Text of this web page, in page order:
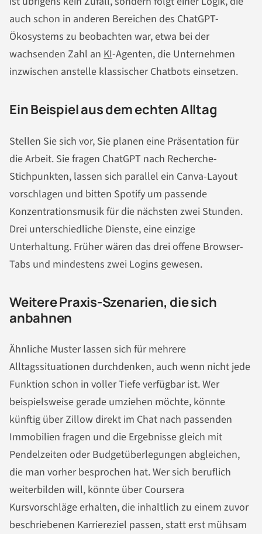
auch schon in anderen Bereichen des ChatGPT-
Ökosystems zu beobachten war, etwa bei der
wachsenden Zahl an KI-Agenten, die Unternehmen
inzwischen anstelle klassischer Chatbots einsetzen.
Ein Beispiel aus dem echten Alltag
Stellen Sie sich vor, Sie planen eine Präsentation für
die Arbeit. Sie fragen ChatGPT nach Recherche-
Stichpunkten, lassen sich parallel ein Canva-Layout
vorschlagen und bitten Spotify um passende
Konzentrationsmusik für die nächsten zwei Stunden.
Drei unterschiedliche Dienste, eine einzige
Unterhaltung. Früher wären das drei offene Browser-
Tabs und mindestens zwei Logins gewesen.
Weitere Praxis-Szenarien, die sich
anbahnen
Ähnliche Muster lassen sich für mehrere
Alltagssituationen durchdenken, auch wenn nicht jede
Funktion schon in voller Tiefe verfügbar ist. Wer
beispielsweise gerade umziehen möchte, könnte
künftig über Zillow direkt im Chat nach passenden
Immobilien fragen und die Ergebnisse gleich mit
Pendelzeiten oder Budgetüberlegungen abgleichen,
die man vorher besprochen hat. Wer sich beruflich
weiterbilden will, könnte über Coursera
Kursvorschläge erhalten, die inhaltlich zu einem zuvor
beschriebenen Karriereziel passen, statt erst mühsam